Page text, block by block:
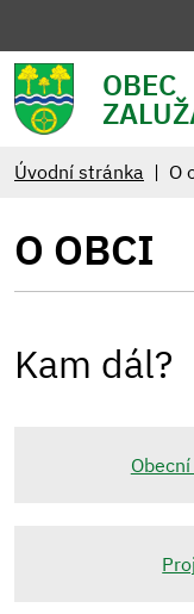
OBEC
Úvodní stránka O
O OBCI
Kam dál?